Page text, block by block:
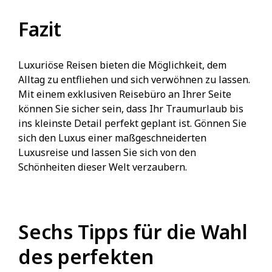
Fazit
Luxuriöse Reisen bieten die Möglichkeit, dem
Alltag zu entfliehen und sich verwöhnen zu lassen.
Mit einem exklusiven Reisebüro an Ihrer Seite
können Sie sicher sein, dass Ihr Traumurlaub bis
ins kleinste Detail perfekt geplant ist. Gönnen Sie
sich den Luxus einer maßgeschneiderten
Luxusreise und lassen Sie sich von den
Schönheiten dieser Welt verzaubern.
Sechs Tipps für die Wahl
des perfekten